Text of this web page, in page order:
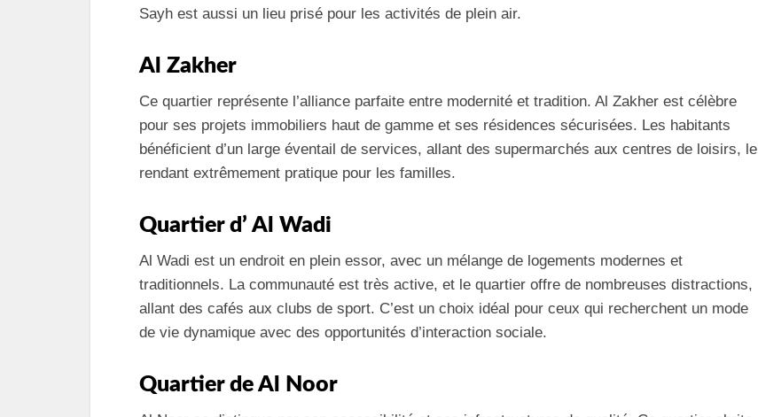
Sayh est aussi un lieu prisé pour les activités de plein air.
Al Zakher
Ce quartier représente l’alliance parfaite entre modernité et tradition. Al Zakher est célèbre
pour ses projets immobiliers haut de gamme et ses résidences sécurisées. Les habitants
bénéficient d’un large éventail de services, allant des supermarchés aux centres de loisirs, le
rendant extrêmement pratique pour les familles.
Quartier d’ Al Wadi
Al Wadi est un endroit en plein essor, avec un mélange de logements modernes et
traditionnels. La communauté est très active, et le quartier offre de nombreuses distractions,
allant des cafés aux clubs de sport. C’est un choix idéal pour ceux qui recherchent un mode
de vie dynamique avec des opportunités d’interaction sociale.
Quartier de Al Noor